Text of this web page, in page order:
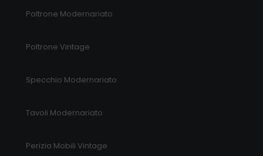
Poltrone Modernariato
Poltrone Vintage
Specchio Modernariato
Tavoli Modernariato
Perizia Mobili Vintage